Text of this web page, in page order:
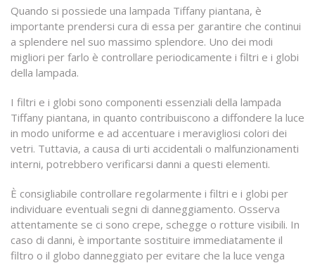
Quando si possiede una lampada Tiffany piantana, è
importante prendersi cura di essa per garantire che continui
a splendere nel suo massimo splendore. Uno dei modi
migliori per farlo è controllare periodicamente i filtri e i globi
della lampada.
I filtri e i globi sono componenti essenziali della lampada
Tiffany piantana, in quanto contribuiscono a diffondere la luce
in modo uniforme e ad accentuare i meravigliosi colori dei
vetri. Tuttavia, a causa di urti accidentali o malfunzionamenti
interni, potrebbero verificarsi danni a questi elementi.
È consigliabile controllare regolarmente i filtri e i globi per
individuare eventuali segni di danneggiamento. Osserva
attentamente se ci sono crepe, schegge o rotture visibili. In
caso di danni, è importante sostituire immediatamente il
filtro o il globo danneggiato per evitare che la luce venga